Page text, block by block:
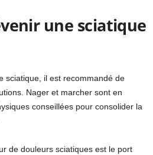
une sciatique
sciatique, il est recommandé de
Nager et marcher sont en
conseillées pour consolider la
de douleurs sciatiques est le port